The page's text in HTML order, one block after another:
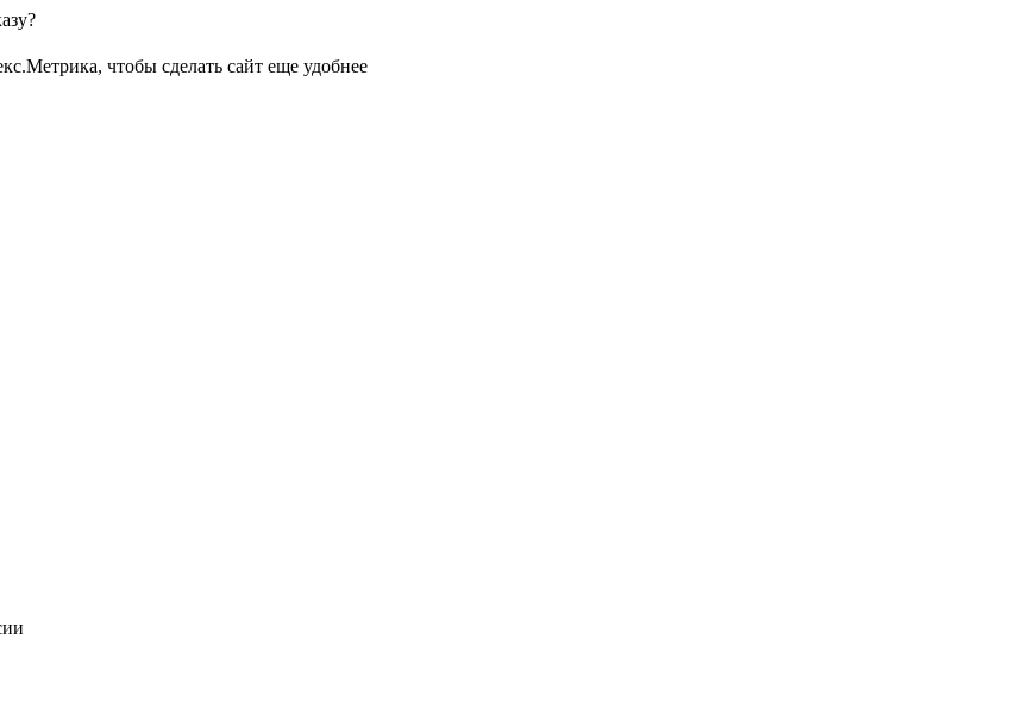
чтобы сделать сайт еще удобнее